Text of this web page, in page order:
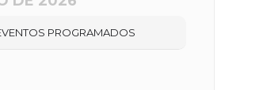
PROGRAMADOS